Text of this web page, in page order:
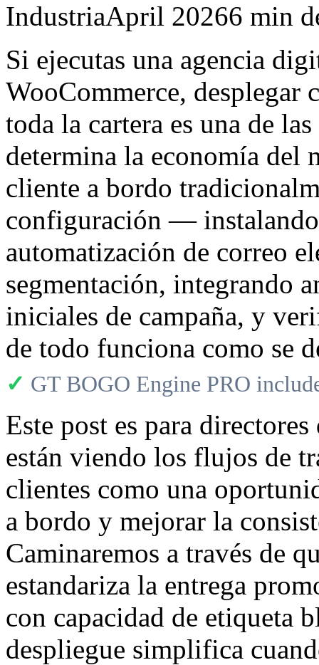
IndustriaApril 20266 min
Si ejecutas una agencia
WooCommerce, desplegar
toda la cartera es una de
determina la economía del
cliente a bordo
configuración —
automatización de correo
segmentación, integrando
iniciales de campaña, y
de todo funciona como se
✓ GT BOGO Engine PRO
Este post es para
están viendo los flujos de
clientes como una
a bordo y mejorar la
Caminaremos a través de
estandariza la entrega
con capacidad de etiqueta
despliegue simplifica